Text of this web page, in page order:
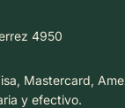
4950
Mastercard,
y efectivo.